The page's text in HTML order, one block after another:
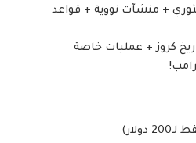
+ منشآت نووية + قواعد